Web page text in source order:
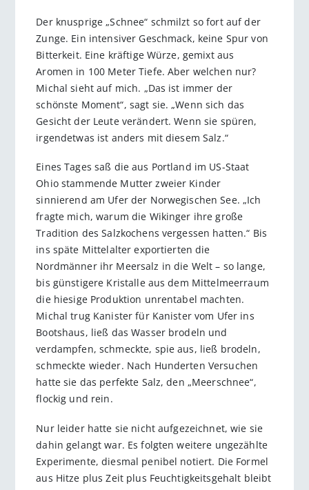
Der knusprige „Schnee“ schmilzt so fort auf der
Zunge. Ein intensiver Geschmack, keine Spur von
Bitterkeit. Eine kräftige Würze, gemixt aus
Aromen in 100 Meter Tiefe. Aber welchen nur?
Michal sieht auf mich. „Das ist immer der
schönste Moment“, sagt sie. „Wenn sich das
Gesicht der Leute verändert. Wenn sie spüren,
irgendetwas ist anders mit diesem Salz.“
Eines Tages saß die aus Portland im US-Staat
Ohio stammende Mutter zweier Kinder
sinnierend am Ufer der Nor­we­gischen See. „Ich
fragte mich, warum die Wikinger ihre große
Tradition des Salzkochens vergessen hatten.“ Bis
ins späte Mittelalter exportierten die
Nordmänner ihr Meersalz in die Welt – so lange,
bis günstigere Kris­talle aus dem Mittelmeerraum
die hiesige Produktion unrentabel mach­ten.
Michal trug Kanister für Kanister vom Ufer ins
Bootshaus, ließ das Wasser brodeln und
verdampfen, schmeckte, spie aus, ließ brodeln,
schmeckte wieder. Nach Hunderten Versuchen
hatte sie das per­fek­te Salz, den „Meerschnee“,
flockig und rein.
Nur leider hatte sie nicht aufgezeichnet, wie sie
dahin gelangt war. Es folgten weitere ungezählte
Experimente, diesmal penibel notiert. Die Formel
aus Hitze plus Zeit plus Feuchtigkeitsgehalt bleibt